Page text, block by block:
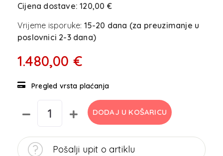
Cijena dostave:120,00 €
Vrijeme isporuke: 15-20 dana (za preuzimanje u
poslovnici 2-3 dana)
1.480,00 €
Pregled vrsta plaćanja
DODAJ U KOŠARICU
Pošalji upit o artiklu